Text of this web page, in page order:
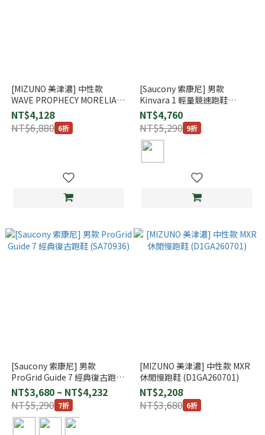
[MIZUNO 美津濃] 中性款
WAVE PROPHECY MORELIA
NEO 休閒慢跑鞋
(D1GA255103)
NT$4,128
NT$6,880 6折
[Saucony 索康尼] 男款
Kinvara 1 輕量競速跑鞋
(SA70917)
NT$4,760
NT$5,290 9折
[Saucony 索康尼] 男款
ProGrid Guide 7 經典復古跑鞋
(SA70936)
NT$3,680 ~ NT$4,232
NT$5,290 7折
[MIZUNO 美津濃] 中性款 MXR
休閒慢跑鞋 (D1GA260701)
NT$2,208
NT$3,680 6折